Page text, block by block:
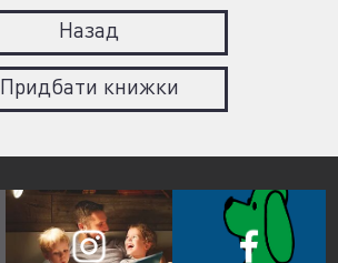
Назад
Придбати книжки